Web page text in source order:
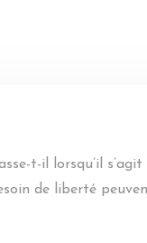
t-il lorsqu’il
de liberté